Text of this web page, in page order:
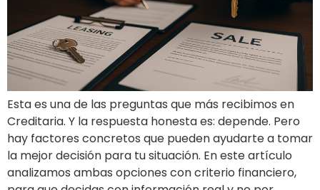
Esta es una de las preguntas que más recibimos en
Creditaria. Y la respuesta honesta es: depende. Pero
hay factores concretos que pueden ayudarte a tomar
la mejor decisión para tu situación. En este artículo
analizamos ambas opciones con criterio financiero,